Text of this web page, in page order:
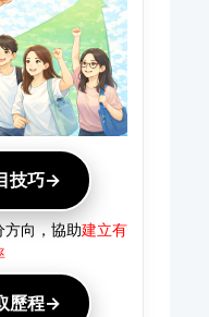
技巧→
向，協助建立有
歷程→